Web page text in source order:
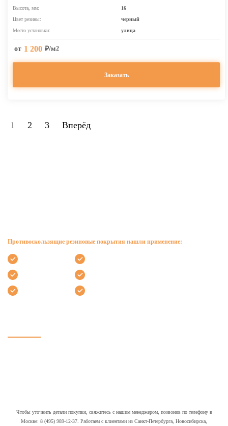
Высота, мм:
16
Цвет резины:
черный
Место установки:
улица
от 1 200 ₽/м2
Заказать
1 2 3 Вперёд
Противоскользящие резиновые покрытия нашли применение:
Чтобы уточнить детали покупки, свяжитесь с нашим менеджером, позвонив по телефону в
Москве: 8 (495) 989-12-37. Работаем с клиентами из Санкт-Петербурга, Новосибирска,